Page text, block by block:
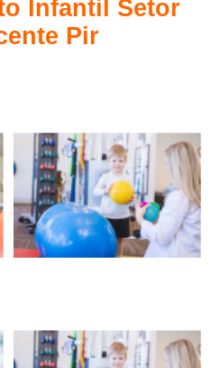
Infantil Setor
Pir